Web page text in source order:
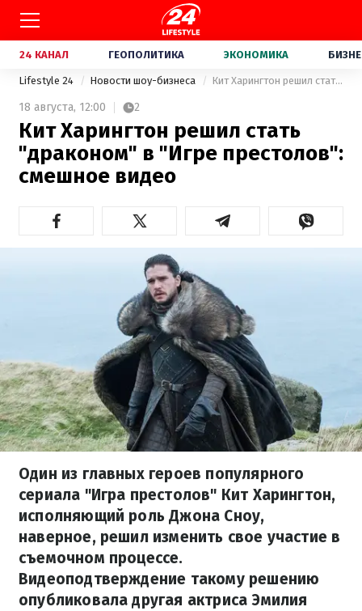
24 КАНАЛ ГЕОПОЛИТИКА ЭКОНОМИКА
Lifestyle 24 Новости шоу-бизнеса Кит Харингтон решил стать "драконом" в "Игре престолов": смешное видео
18 августа, 12:00 2
Кит Харингтон решил стать
"драконом" в "Игре престолов":
смешное видео
Один из главных героев популярного
сериала "Игра престолов" Кит Харингтон,
исполняющий роль Джона Сноу,
наверное, решил изменить свое участие в
съемочном процессе.
Видеоподтверждение такому решению
опубликовала другая актриса Эмилия